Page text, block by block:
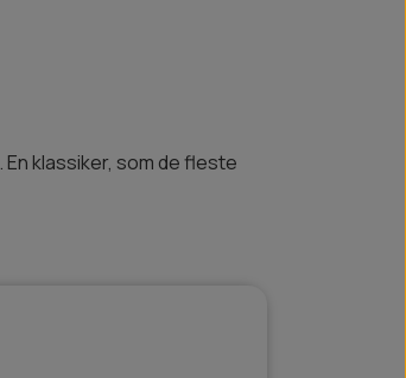
. En klassiker, som de fleste